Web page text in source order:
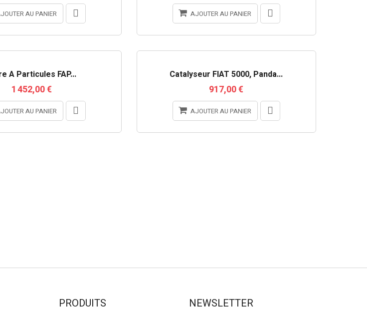
AU PANIER AJOUTER AU PANIER
À Particules FAP...
1 452,00 €
AU PANIER
Catalyseur FIAT 5000, Panda...
917,00 €
AJOUTER AU PANIER
PRODUITS NEWSLETTER